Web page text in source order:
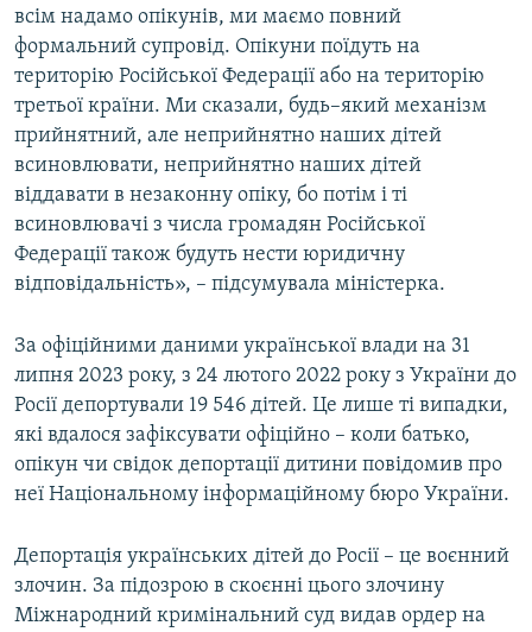
всім надамо опікунів, ми маємо повний
формальний супровід. Опікуни поїдуть на
територію Російської Федерації або на територію
третьої країни. Ми сказали, будь–який механізм
прийнятний, але неприйнятно наших дітей
всиновлювати, неприйнятно наших дітей
віддавати в незаконну опіку, бо потім і ті
всиновлювачі з числа громадян Російської
Федерації також будуть нести юридичну
відповідальність», – підсумувала міністерка.
За офіційними даними української влади на 31
липня 2023 року, з 24 лютого 2022 року з України до
Росії депортували 19 546 дітей. Це лише ті випадки,
які вдалося зафіксувати офіційно – коли батько,
опікун чи свідок депортації дитини повідомив про
неї Національному інформаційному бюро України.
Депортація українських дітей до Росії – це воєнний
злочин. За підозрою в скоєнні цього злочину
Міжнародний кримінальний суд видав ордер на